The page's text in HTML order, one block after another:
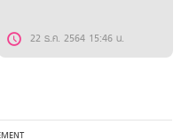
22 ธ.ค. 2564 15:46 น.